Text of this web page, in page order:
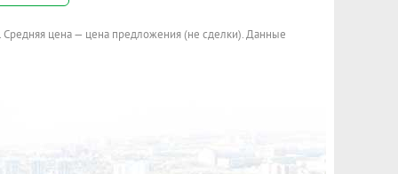
цена — цена предложения (не сделки). Данные